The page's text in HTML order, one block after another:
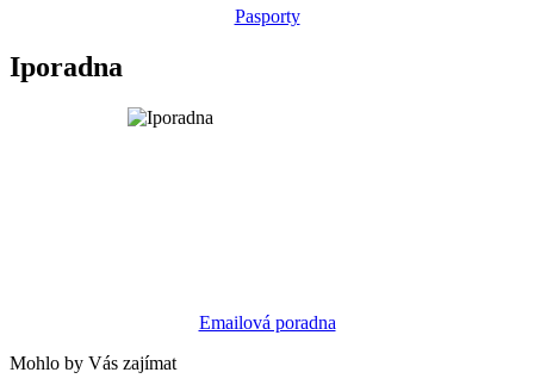
Pasporty
Iporadna
Emailová poradna
Mohlo by Vás zajímat